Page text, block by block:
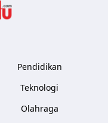
Pendidikan
Teknologi
Olahraga